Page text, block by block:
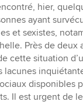
hier,
ayant
et sexistes,
Près de deux
cette situation
lacunes
disponibles
Il est urgent de